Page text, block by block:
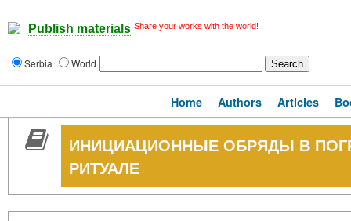
Publish materials Share your works with the world!
Serbia World
Home Authors Articles
ИНИЦИАЦИОННЫЕ ОБРЯДЫ В
РИТУАЛЕ